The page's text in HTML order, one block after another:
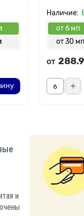
от 6 мп
от 30 мп
от
и